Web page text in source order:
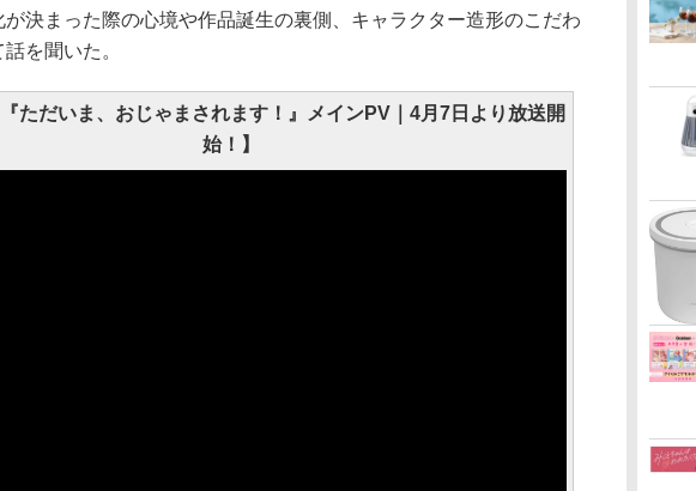
決まった際の心境や作品誕生の裏側、キャラクター造形のこだわ
を聞いた。
『ただいま、おじゃまされます！』メインPV｜4月7日より放送開
始！】